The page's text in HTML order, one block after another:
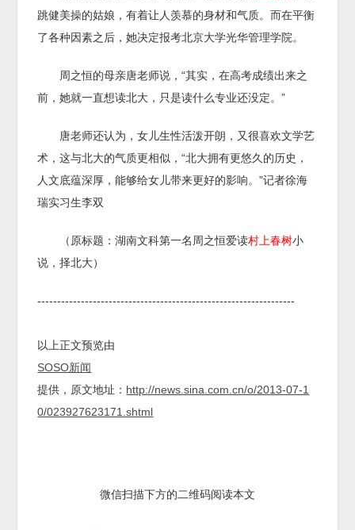
跳健美操的姑娘，有着让人羡慕的身材和气质。而在平衡
了各种因素之后，她决定报考北京大学光华管理学院。
周之恒的母亲唐老师说，“其实，在高考成绩出来之
前，她就一直想读北大，只是读什么专业还没定。”
唐老师还认为，女儿生性活泼开朗，又很喜欢文学艺
术，这与北大的气质更相似，“北大拥有更悠久的历史，
人文底蕴深厚，能够给女儿带来更好的影响。”记者徐海
瑞实习生李双
（原标题：湖南文科第一名周之恒爱读村上春树小
说，择北大）
-----------------------------------------------------------------
以上正文预览由
SOSO新闻
提供，原文地址： http://news.sina.com.cn/o/2013-07-1
0/023927623171.shtml
微信扫描下方的二维码阅读本文